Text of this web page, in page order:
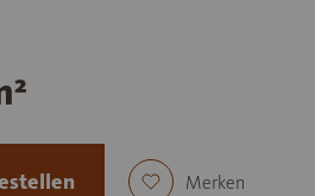
Merken